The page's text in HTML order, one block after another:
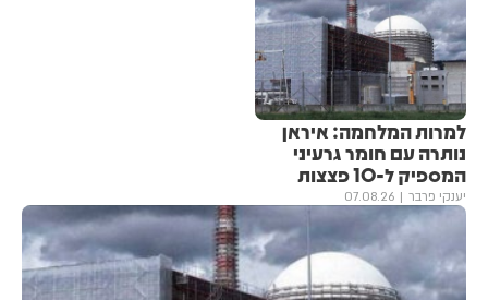
למרות המלחמה: איראן
נותרה עם חומר גרעיני
המספיק ל-10 פצצות
יענקי פרבר 07.08.26